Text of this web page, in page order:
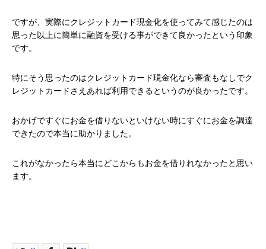
ですが、実際にクレジットカード現金化を使ってみて感じたのは
思った以上に簡単に融資を受ける事ができて良かったという印象
です。
特にそう思ったのはクレジットカード現金化なら審査もなしでク
レジットカードさえあれば利用できるというのが良かったです。
おかげですぐにお金を借りないといけない時にすぐにお金を調達
できたので本当に助かりました。
これがなかったら本当にどこからもお金を借りれなかったと思い
ます。